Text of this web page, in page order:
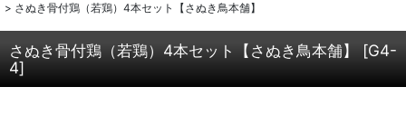
> さぬき骨付鶏（若鶏）4本セット【さぬき鳥本舗】
さぬき骨付鶏（若鶏）4本セット【さぬき鳥本舗】 [G4-
4]